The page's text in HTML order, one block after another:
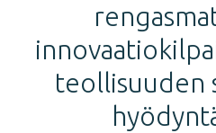
teollisuuden